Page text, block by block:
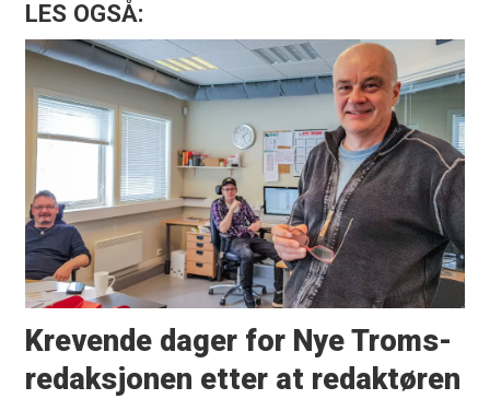
LES OGSÅ:
Krevende dager for Nye Troms-
redaksjonen etter at redaktøren